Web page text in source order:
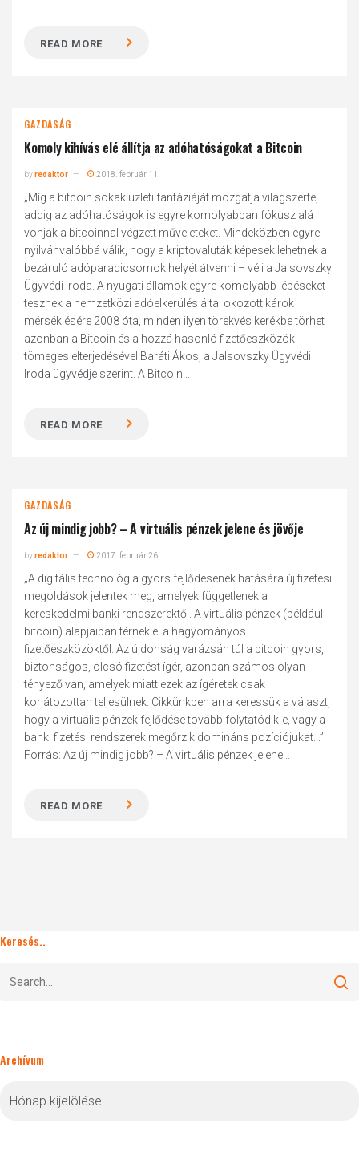
READ MORE
GAZDASÁG
Komoly kihívás elé állítja az adóhatóságokat a Bitcoin
byredaktor 2018. február 11.
„Míg a bitcoin sokak üzleti fantáziáját mozgatja világszerte,
addig az adóhatóságok is egyre komolyabban fókusz alá
vonják a bitcoinnal végzett műveleteket. Mindeközben egyre
nyilvánvalóbbá válik, hogy a kriptovaluták képesek lehetnek a
bezáruló adóparadicsomok helyét átvenni – véli a Jalsovszky
Ügyvédi Iroda. A nyugati államok egyre komolyabb lépéseket
tesznek a nemzetközi adóelkerülés által okozott károk
mérséklésére 2008 óta, minden ilyen törekvés kerékbe törhet
azonban a Bitcoin és a hozzá hasonló fizetőeszközök
tömeges elterjedésével Baráti Ákos, a Jalsovszky Ügyvédi
Iroda ügyvédje szerint. A Bitcoin...
READ MORE
GAZDASÁG
Az új mindig jobb? – A virtuális pénzek jelene és jövője
byredaktor 2017. február 26.
„A digitális technológia gyors fejlődésének hatására új fizetési
megoldások jelentek meg, amelyek függetlenek a
kereskedelmi banki rendszerektől. A virtuális pénzek (például
bitcoin) alapjaiban térnek el a hagyományos
fizetőeszközöktől. Az újdonság varázsán túl a bitcoin gyors,
biztonságos, olcsó fizetést ígér, azonban számos olyan
tényező van, amelyek miatt ezek az ígéretek csak
korlátozottan teljesülnek. Cikkünkben arra keressük a választ,
hogy a virtuális pénzek fejlődése tovább folytatódik-e, vagy a
banki fizetési rendszerek megőrzik domináns pozíciójukat...”
Forrás: Az új mindig jobb? – A virtuális pénzek jelene...
READ MORE
Keresés..
Archívum